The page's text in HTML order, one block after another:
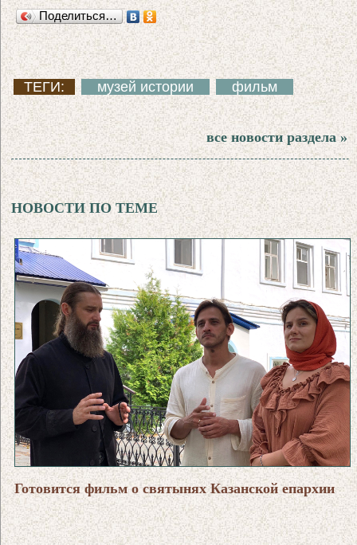
Поделиться…
ТЕГИ: музей истории фильм
все новости раздела »
НОВОСТИ ПО ТЕМЕ
Готовится фильм о святынях Казанской епархии